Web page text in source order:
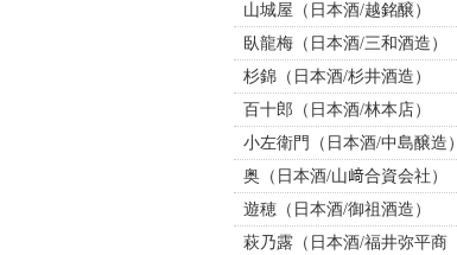
山城屋（日本酒/越銘醸）
臥龍梅（日本酒/三和酒造）
杉錦（日本酒/杉井酒造）
百十郎（日本酒/林本店）
小左衛門（日本酒/中島醸造）
奥（日本酒/山﨑合資会社）
遊穂（日本酒/御祖酒造）
萩乃露（日本酒/福井弥平商